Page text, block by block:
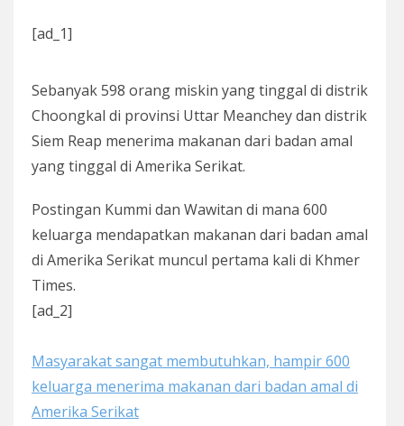
[ad_1]
Sebanyak 598 orang miskin yang tinggal di distrik
Choongkal di provinsi Uttar Meanchey dan distrik
Siem Reap menerima makanan dari badan amal
yang tinggal di Amerika Serikat.
Postingan Kummi dan Wawitan di mana 600
keluarga mendapatkan makanan dari badan amal
di Amerika Serikat muncul pertama kali di Khmer
Times.
[ad_2]
Masyarakat sangat membutuhkan, hampir 600
keluarga menerima makanan dari badan amal di
Amerika Serikat